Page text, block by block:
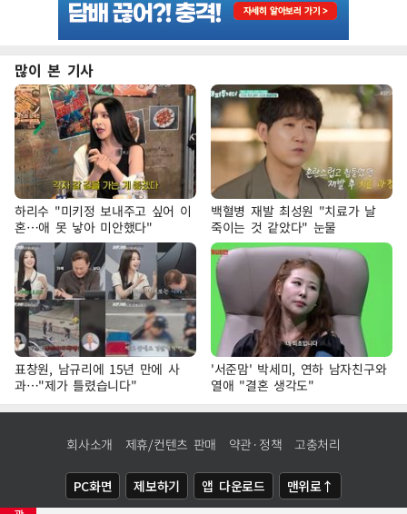
많이 본 기사
하리수 "미키정 보내주고 싶어 이
혼…애 못 낳아 미안했다"
백혈병 재발 최성원 "치료가 날
죽이는 것 같았다" 눈물
표창원, 남규리에 15년 만에 사
과…"제가 틀렸습니다"
'서준맘' 박세미, 연하 남자친구와
열애 "결혼 생각도"
회사소개 제휴/컨텐츠 판매 약관·정책 고충처리
PC화면 제보하기 앱 다운로드 맨위로↑